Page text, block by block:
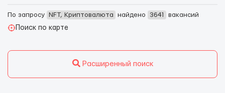
По запросу NFT, Криптовалюта найдено 3641
вакансий
Поиск по карте
Расширенный поиск